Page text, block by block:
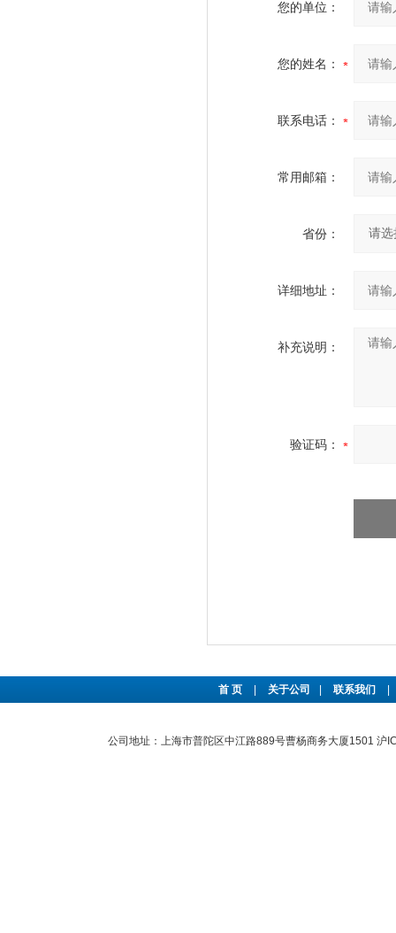
您的单位：
您的姓名：
联系电话：
常用邮箱：
省份：
详细地址：
补充说明：
验证码：
首 页 关于公司 联系我们
公司地址：上海市普陀区中江路889号曹杨商务大厦1501 沪